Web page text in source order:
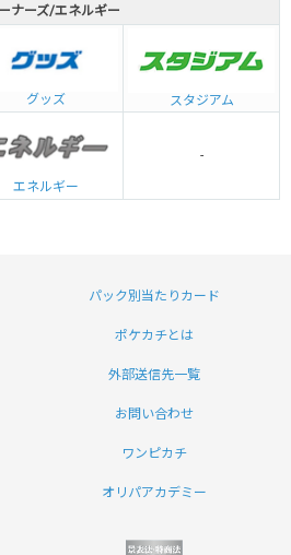
ナーズ/エネルギー
グッズ スタジアム
エネルギー
-
パック別当たりカード
ポケカチとは
外部送信先一覧
お問い合わせ
ワンピカチ
オリパアカデミー